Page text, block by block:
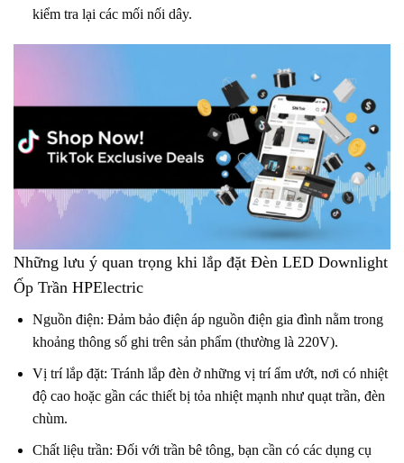
kiểm tra lại các mối nối dây.
Những lưu ý quan trọng khi lắp đặt Đèn LED Downlight
Ốp Trần HPElectric
Nguồn điện: Đảm bảo điện áp nguồn điện gia đình nằm trong
khoảng thông số ghi trên sản phẩm (thường là 220V).
Vị trí lắp đặt: Tránh lắp đèn ở những vị trí ẩm ướt, nơi có nhiệt
độ cao hoặc gần các thiết bị tỏa nhiệt mạnh như quạt trần, đèn
chùm.
Chất liệu trần: Đối với trần bê tông, bạn cần có các dụng cụ